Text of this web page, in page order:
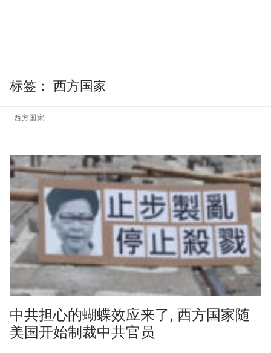
标签： 西方国家
西方国家
中共担心的蝴蝶效应来了, 西方国家随
美国开始制裁中共官员